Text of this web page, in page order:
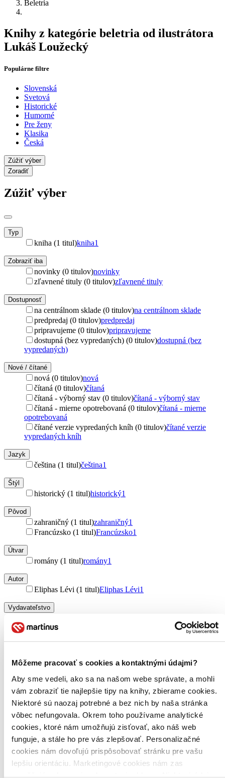
Môžeme pracovať s cookies a kontaktnými údajmi?
Aby sme vedeli, ako sa na našom webe správate, a mohli
vám zobraziť tie najlepšie tipy na knihy, zbierame cookies.
Niektoré sú naozaj potrebné a bez nich by naša stránka
vôbec nefungovala. Okrem toho používame analytické
cookies, ktoré nám umožňujú zisťovať, ako náš web
funguje, a stále ho pre vás zlepšovať. Personalizačné
cookies nám dovoľujú prispôsobovať stránku pre vašu
lepšiu orientáciu. Marketingové cookies nám zas
umožňujú zobrazenie relevantnej reklamy. Niektoré údaje
Beletria
Knihy z kategórie beletria od ilustrátora
Lukáš Loužecký
Populárne filtre
Slovenská
Svetová
Historické
Humorné
Pre ženy
Klasika
Česká
Zúžiť výber
Zoradiť
Zúžiť výber
Typ
kniha (1 titul)kniha1
Zobraziť iba
novinky (0 titulov)novinky
zľavnené tituly (0 titulov)zľavnené tituly
Dostupnosť
na centrálnom sklade (0 titulov)na centrálnom sklade
predpredaj (0 titulov)predpredaj
pripravujeme (0 titulov)pripravujeme
dostupná (bez vypredaných) (0 titulov)dostupná (bez
vypredaných)
Nové / čítané
nová (0 titulov)nová
čítaná (0 titulov)čítaná
čítaná - výborný stav (0 titulov)čítaná - výborný stav
čítaná - mierne opotrebovaná (0 titulov)čítaná - mierne
opotrebovaná
čítané verzie vypredaných kníh (0 titulov)čítané verzie
vypredaných kníh
Jazyk
čeština (1 titul)čeština1
Štýl
historický (1 titul)historický1
Pôvod
zahraničný (1 titul)zahraničný1
Francúzsko (1 titul)Francúzsko1
Útvar
romány (1 titul)romány1
Autor
Eliphas Lévi (1 titul)Eliphas Lévi1
Vydavateľstvo
Zúžiť výber
Zoradiť
Top hodnotené
Novinky
Najdrahšie